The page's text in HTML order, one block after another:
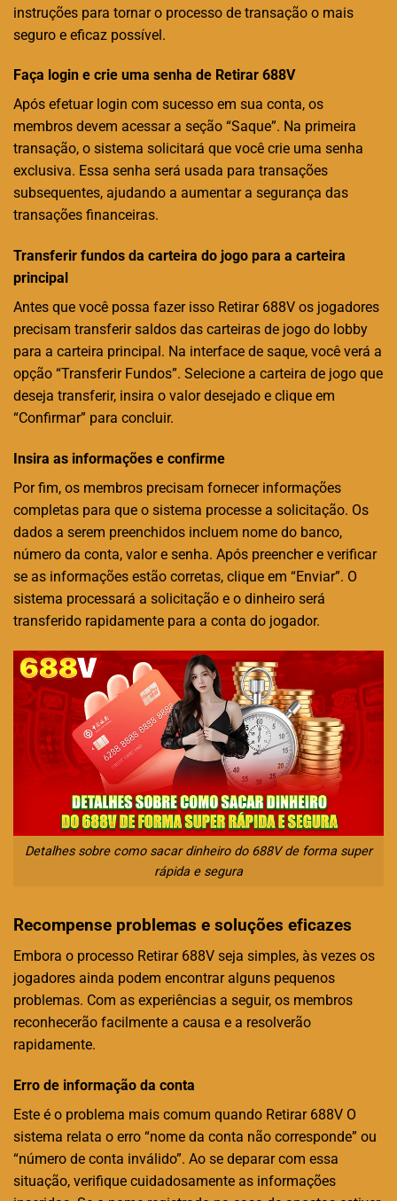
instruções para tornar o processo de transação o mais
seguro e eficaz possível.
Faça login e crie uma senha de Retirar 688V
Após efetuar login com sucesso em sua conta, os
membros devem acessar a seção “Saque”. Na primeira
transação, o sistema solicitará que você crie uma senha
exclusiva. Essa senha será usada para transações
subsequentes, ajudando a aumentar a segurança das
transações financeiras.
Transferir fundos da carteira do jogo para a carteira
principal
Antes que você possa fazer isso Retirar 688V os jogadores
precisam transferir saldos das carteiras de jogo do lobby
para a carteira principal. Na interface de saque, você verá a
opção “Transferir Fundos”. Selecione a carteira de jogo que
deseja transferir, insira o valor desejado e clique em
“Confirmar” para concluir.
Insira as informações e confirme
Por fim, os membros precisam fornecer informações
completas para que o sistema processe a solicitação. Os
dados a serem preenchidos incluem nome do banco,
número da conta, valor e senha. Após preencher e verificar
se as informações estão corretas, clique em “Enviar”. O
sistema processará a solicitação e o dinheiro será
transferido rapidamente para a conta do jogador.
Detalhes sobre como sacar dinheiro do 688V de forma super
rápida e segura
Recompense problemas e soluções eficazes
Embora o processo Retirar 688V seja simples, às vezes os
jogadores ainda podem encontrar alguns pequenos
problemas. Com as experiências a seguir, os membros
reconhecerão facilmente a causa e a resolverão
rapidamente.
Erro de informação da conta
Este é o problema mais comum quando Retirar 688V O
sistema relata o erro “nome da conta não corresponde” ou
“número de conta inválido”. Ao se deparar com essa
situação, verifique cuidadosamente as informações